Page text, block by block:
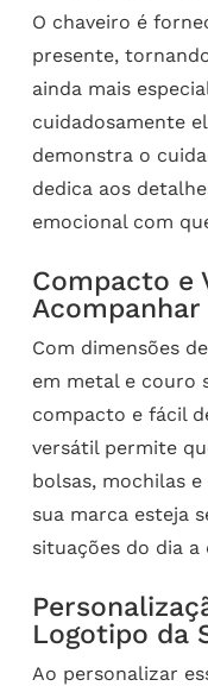
O chaveiro é
presente,
ainda mais
cuidadosamente
demonstra o
dedica aos
emocional com
Compacto e
Acompanhar
Com dimensões
em metal e couro
compacto e fácil
versátil permite
bolsas, mochilas
sua marca esteja
situações do dia a
Logotipo da
Ao personalizar